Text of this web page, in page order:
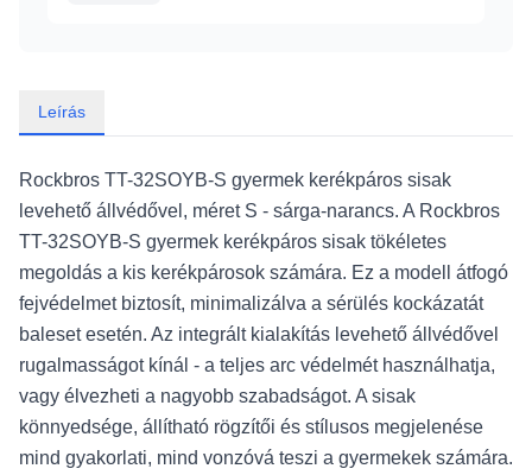
Leírás
Rockbros TT-32SOYB-S gyermek kerékpáros sisak
levehető állvédővel, méret S - sárga-narancs. A Rockbros
TT-32SOYB-S gyermek kerékpáros sisak tökéletes
megoldás a kis kerékpárosok számára. Ez a modell átfogó
fejvédelmet biztosít, minimalizálva a sérülés kockázatát
baleset esetén. Az integrált kialakítás levehető állvédővel
rugalmasságot kínál - a teljes arc védelmét használhatja,
vagy élvezheti a nagyobb szabadságot. A sisak
könnyedsége, állítható rögzítői és stílusos megjelenése
mind gyakorlati, mind vonzóvá teszi a gyermekek számára.